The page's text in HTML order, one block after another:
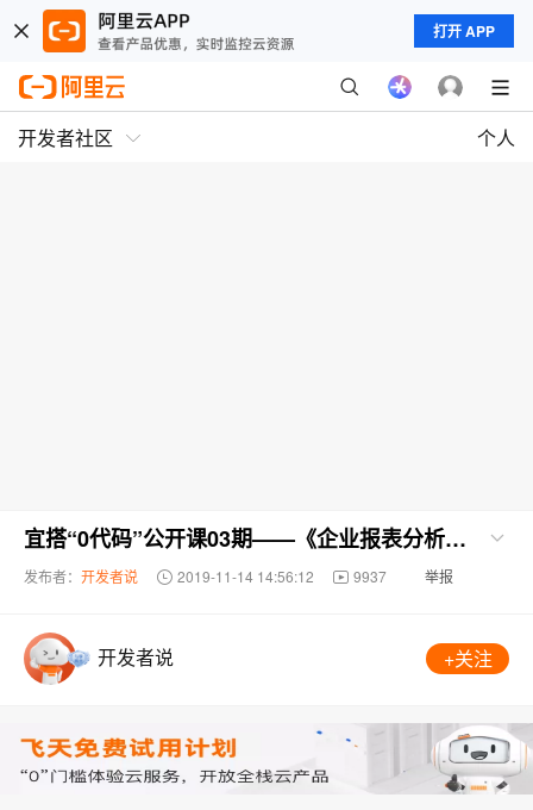
打开 APP
开发者社区 个人
宜搭“0代码”公开课03期——《企业报表分析》应用搭建
发布者： 开发者说 2019-11-14 14:56:12 9937 举报
开发者说 +关注